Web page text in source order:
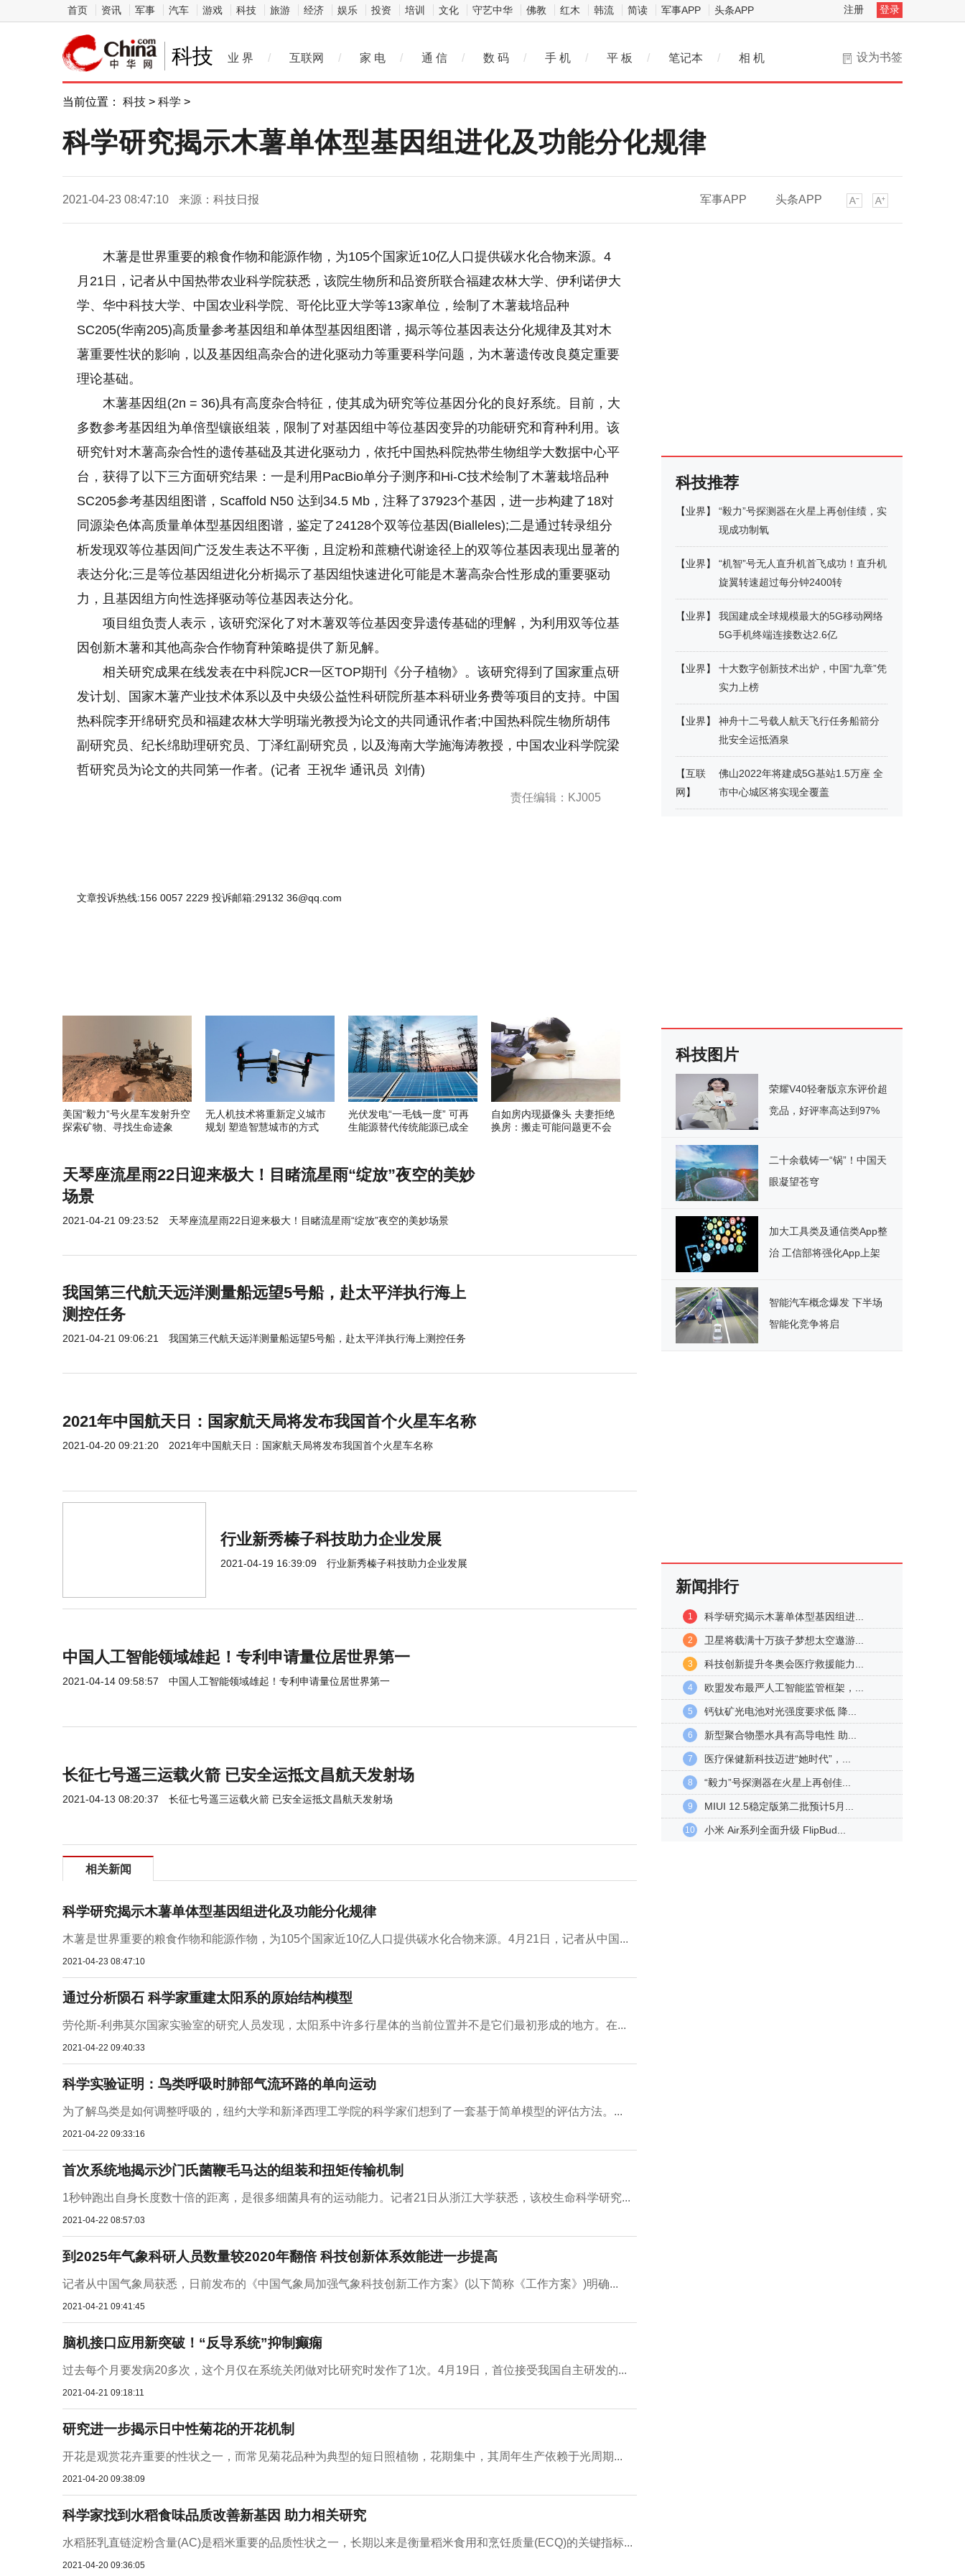
首页 资讯 军事 汽车 游戏 科技 旅游 经济 娱乐 投资 培训 文化 守艺中华 佛教 红木 韩流 简读 军事APP 头条APP 注册 登录
科技 设为书签
业 界 / 互联网 / 家 电 / 通 信 / 数 码 / 手 机 / 平 板 / 笔记本 / 相 机
当前位置： 科技 > 科学 >
科学研究揭示木薯单体型基因组进化及功能分化规律
2021-04-23 08:47:10 来源：科技日报 军事APP 头条APP
木薯是世界重要的粮食作物和能源作物，为105个国家近10亿人口提供碳水化合物来源。4
月21日，记者从中国热带农业科学院获悉，该院生物所和品资所联合福建农林大学、伊利诺伊大
学、华中科技大学、中国农业科学院、哥伦比亚大学等13家单位，绘制了木薯栽培品种
SC205(华南205)高质量参考基因组和单体型基因组图谱，揭示等位基因表达分化规律及其对木
薯重要性状的影响，以及基因组高杂合的进化驱动力等重要科学问题，为木薯遗传改良奠定重要
理论基础。
木薯基因组(2n = 36)具有高度杂合特征，使其成为研究等位基因分化的良好系统。目前，大
多数参考基因组为单倍型镶嵌组装，限制了对基因组中等位基因变异的功能研究和育种利用。该
研究针对木薯高杂合性的遗传基础及其进化驱动力，依托中国热科院热带生物组学大数据中心平
台，获得了以下三方面研究结果：一是利用PacBio单分子测序和Hi-C技术绘制了木薯栽培品种
SC205参考基因组图谱，Scaffold N50 达到34.5 Mb，注释了37923个基因，进一步构建了18对
同源染色体高质量单体型基因组图谱，鉴定了24128个双等位基因(Bialleles);二是通过转录组分
析发现双等位基因间广泛发生表达不平衡，且淀粉和蔗糖代谢途径上的双等位基因表现出显著的
表达分化;三是等位基因组进化分析揭示了基因组快速进化可能是木薯高杂合性形成的重要驱动
力，且基因组方向性选择驱动等位基因表达分化。
项目组负责人表示，该研究深化了对木薯双等位基因变异遗传基础的理解，为利用双等位基
因创新木薯和其他高杂合作物育种策略提供了新见解。
相关研究成果在线发表在中科院JCR一区TOP期刊《分子植物》。该研究得到了国家重点研
发计划、国家木薯产业技术体系以及中央级公益性科研院所基本科研业务费等项目的支持。中国
热科院李开绵研究员和福建农林大学明瑞光教授为论文的共同通讯作者;中国热科院生物所胡伟
副研究员、纪长绵助理研究员、丁泽红副研究员，以及海南大学施海涛教授，中国农业科学院梁
哲研究员为论文的共同第一作者。(记者 王祝华 通讯员 刘倩)
责任编辑：KJ005
文章投诉热线:156 0057 2229 投诉邮箱:29132 36@qq.com
美国“毅力”号火星车发射升空
探索矿物、寻找生命迹象
无人机技术将重新定义城市
规划 塑造智慧城市的方式
光伏发电“一毛钱一度” 可再
生能源替代传统能源已成全
自如房内现摄像头 夫妻拒绝
换房：搬走可能问题更不会
天琴座流星雨22日迎来极大！目睹流星雨“绽放”夜空的美妙
场景
2021-04-21 09:23:52 天琴座流星雨22日迎来极大！目睹流星雨“绽放”夜空的美妙场景
我国第三代航天远洋测量船远望5号船，赴太平洋执行海上
测控任务
2021-04-21 09:06:21 我国第三代航天远洋测量船远望5号船，赴太平洋执行海上测控任务
2021年中国航天日：国家航天局将发布我国首个火星车名称
2021-04-20 09:21:20 2021年中国航天日：国家航天局将发布我国首个火星车名称
行业新秀榛子科技助力企业发展
2021-04-19 16:39:09 行业新秀榛子科技助力企业发展
中国人工智能领域雄起！专利申请量位居世界第一
2021-04-14 09:58:57 中国人工智能领域雄起！专利申请量位居世界第一
长征七号遥三运载火箭 已安全运抵文昌航天发射场
2021-04-13 08:20:37 长征七号遥三运载火箭 已安全运抵文昌航天发射场
相关新闻
科学研究揭示木薯单体型基因组进化及功能分化规律
木薯是世界重要的粮食作物和能源作物，为105个国家近10亿人口提供碳水化合物来源。4月21日，记者从中国...
2021-04-23 08:47:10
通过分析陨石 科学家重建太阳系的原始结构模型
劳伦斯-利弗莫尔国家实验室的研究人员发现，太阳系中许多行星体的当前位置并不是它们最初形成的地方。在...
2021-04-22 09:40:33
科学实验证明：鸟类呼吸时肺部气流环路的单向运动
为了解鸟类是如何调整呼吸的，纽约大学和新泽西理工学院的科学家们想到了一套基于简单模型的评估方法。...
2021-04-22 09:33:16
首次系统地揭示沙门氏菌鞭毛马达的组装和扭矩传输机制
1秒钟跑出自身长度数十倍的距离，是很多细菌具有的运动能力。记者21日从浙江大学获悉，该校生命科学研究...
2021-04-22 08:57:03
到2025年气象科研人员数量较2020年翻倍 科技创新体系效能进一步提高
记者从中国气象局获悉，日前发布的《中国气象局加强气象科技创新工作方案》(以下简称《工作方案》)明确...
2021-04-21 09:41:45
脑机接口应用新突破！“反导系统”抑制癫痫
过去每个月要发病20多次，这个月仅在系统关闭做对比研究时发作了1次。4月19日，首位接受我国自主研发的...
2021-04-21 09:18:11
研究进一步揭示日中性菊花的开花机制
开花是观赏花卉重要的性状之一，而常见菊花品种为典型的短日照植物，花期集中，其周年生产依赖于光周期...
2021-04-20 09:38:09
科学家找到水稻食味品质改善新基因 助力相关研究
水稻胚乳直链淀粉含量(AC)是稻米重要的品质性状之一，长期以来是衡量稻米食用和烹饪质量(ECQ)的关键指标...
2021-04-20 09:36:05
科技推荐
【业界】
“毅力”号探测器在火星上再创佳绩，实
现成功制氧
【业界】
“机智”号无人直升机首飞成功！直升机
旋翼转速超过每分钟2400转
【业界】
我国建成全球规模最大的5G移动网络
5G手机终端连接数达2.6亿
【业界】
十大数字创新技术出炉，中国“九章”凭
实力上榜
【业界】
神舟十二号载人航天飞行任务船箭分
批安全运抵酒泉
【互联
网 】
佛山2022年将建成5G基站1.5万座 全
市中心城区将实现全覆盖
科技图片
荣耀V40轻奢版京东评价超
竞品，好评率高达到97%
二十余载铸一“锅”！中国天
眼凝望苍穹
加大工具类及通信类App整
治 工信部将强化App上架
智能汽车概念爆发 下半场
智能化竞争将启
新闻排行
1 科学研究揭示木薯单体型基因组进...
2 卫星将载满十万孩子梦想太空遨游...
3 科技创新提升冬奥会医疗救援能力...
4 欧盟发布最严人工智能监管框架，...
5 钙钛矿光电池对光强度要求低 降...
6 新型聚合物墨水具有高导电性 助...
7 医疗保健新科技迈进“她时代”，...
8 “毅力”号探测器在火星上再创佳...
9 MIUI 12.5稳定版第二批预计5月...
10 小米 Air系列全面升级 FlipBud...